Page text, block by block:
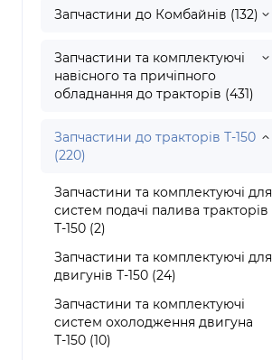
Запчастини до Комбайнів (132)
Запчастини та комплектуючі
навісного та причіпного
обладнання до тракторів (431)
Запчастини до тракторів Т-150
(220)
Запчастини та комплектуючі для
систем подачі палива тракторів
Т-150 (2)
Запчастини та комплектуючі для
двигунів Т-150 (24)
Запчастини та комплектуючі
систем охолодження двигуна
Т-150 (10)